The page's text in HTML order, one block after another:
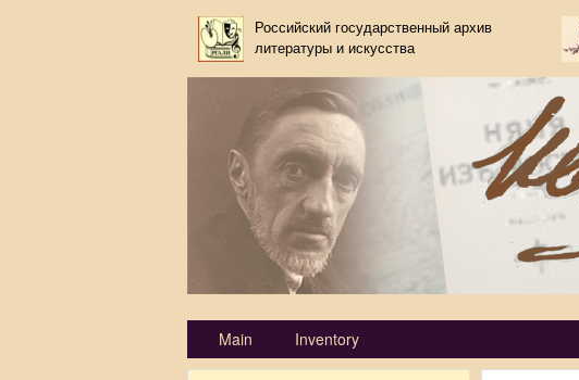
Российский государственный архив
литературы и искусства
Primary_tsvetaeva for Ivan Shmelov
Main Inventory